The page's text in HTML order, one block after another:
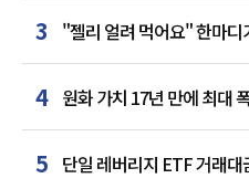
3
"젤리 얼려 먹어요" 한마
된 SNS
4 원화 가치 17년 만에 최대
5 단일 레버리지 ETF 거래